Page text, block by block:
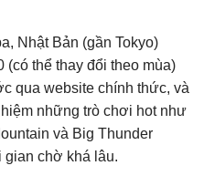
Nhật Bản (gần Tokyo)
(có thể thay đổi theo mùa)
qua website chính thức, và
những trò chơi hot như
và Big Thunder
gian chờ khá lâu.